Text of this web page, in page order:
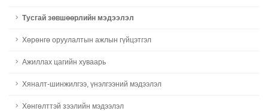
Тусгай зөвшөөрлийн мэдээлэл
Хөрөнгө оруулалтын ажлын гүйцэтгэл
Ажиллах цагийн хуваарь
Хяналт-шинжилгээ, үнэлгээний мэдээлэл
Хөнгөлттэй зээлийн мэдээлэл